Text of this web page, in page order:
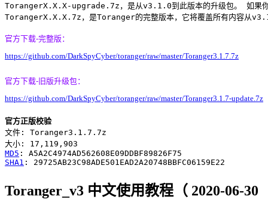
TorangerX.X.X-upgrade.7z，是从v3.1.0到此版本的升级包。 如果你
TorangerX.X.X.7z，是Toranger的完整版本，它将覆盖所有内容从
官方下载-完整版：
https://github.com/DarkSpyCyber/toranger/raw/master/Toranger3.1.7.7z
官方下载-旧版升级包：
https://github.com/DarkSpyCyber/toranger/raw/master/Toranger3.1.7-update.7z
官方正版校验
文件: Toranger3.1.7.7z
MD5
SHA1
Toranger_v3 中文使用教程（ 2020-06-30